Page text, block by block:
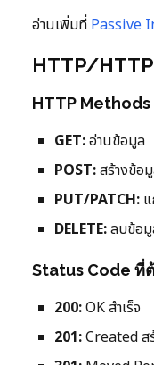
อ่านเพิ่มที่ Passive
HTTP/
HTTP Methods
GET:อ่านข้อมูล
POST:สร้างข้อ
PUT/PATCH:
DELETE:ลบข้อ
Status Code ที่
200:OK สำเร็จ
201:Created ส